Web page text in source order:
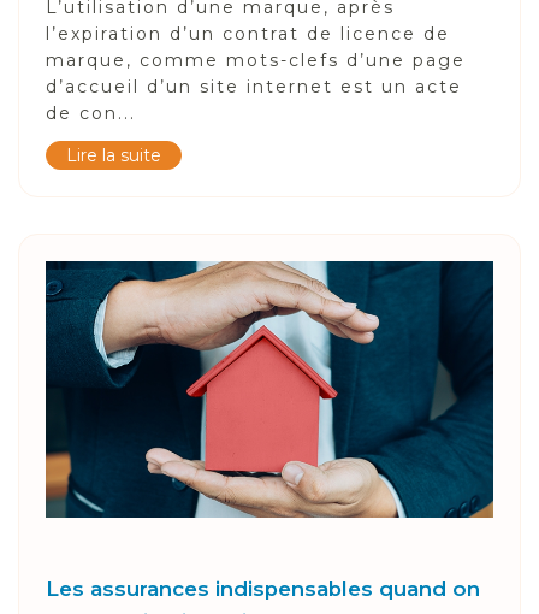
L’utilisation d’une marque, après
l’expiration d’un contrat de licence de
marque, comme mots-clefs d’une page
d’accueil d’un site internet est un acte
de con...
Lire la suite
Les assurances indispensables quand on